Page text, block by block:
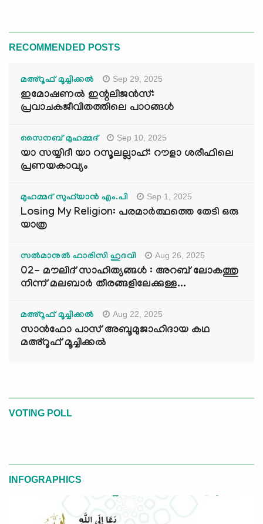
RECOMMENDED POSTS
മഅ്റൂഫ് മൂച്ചിക്കല്‍ Sep 29, 2025
ഇമോഷണൽ ഇന്റലിജൻസ്:
പ്രവാചകജീവിതത്തിലെ പാഠങ്ങൾ
സൈനബ് മുഹമ്മദ് Sep 10, 2025
യാ സയ്യിദീ യാ റസൂലല്ലാഹ്: റൗളാ ശരീഫിലെ
പ്രണയകാവ്യം
മുഹമ്മദ് സുഫ്‌യാൻ എം.പി Sep 1, 2025
Losing My Religion: പരമാർത്ഥത്തെ തേടി ഒരു
യാത്ര
സൽമാനുൽ ഫാരിസി ഹുദവി Aug 26, 2025
02- മൗലിദ് സാഹിത്യങ്ങൾ : അറബ് ലോകത്തു
നിന്ന് മലബാർ തീരങ്ങളിലേക്കുള്ള...
മഅ്റൂഫ് മൂച്ചിക്കല്‍ Aug 22, 2025
സാൻഫോ പാസ് അബൂമുജാഹിദായ കഥ
മഅ്റൂഫ് മൂച്ചിക്കല്‍
VOTING POLL
INFOGRAPHICS